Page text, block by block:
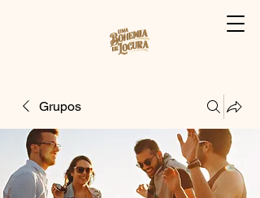
Grupos